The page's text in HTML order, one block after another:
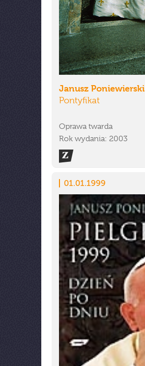
Janusz Poniewierski
Pontyfikat
Oprawa twarda
Rok wydania: 2003
01.01.1999